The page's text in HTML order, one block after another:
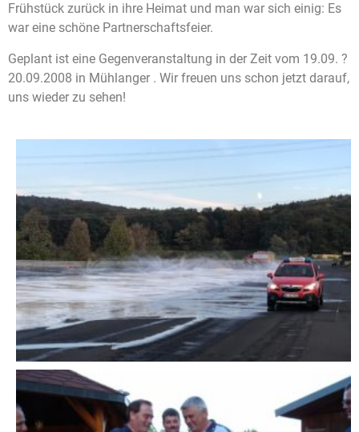
Frühstück zurück in ihre Heimat und man war sich einig: Es
war eine schöne Partnerschaftsfeier.
Geplant ist eine Gegenveranstaltung in der Zeit vom 19.09. ?
20.09.2008 in Mühlanger . Wir freuen uns schon jetzt darauf,
uns wieder zu sehen!